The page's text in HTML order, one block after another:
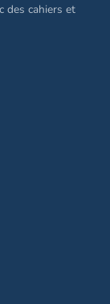
des cahiers et